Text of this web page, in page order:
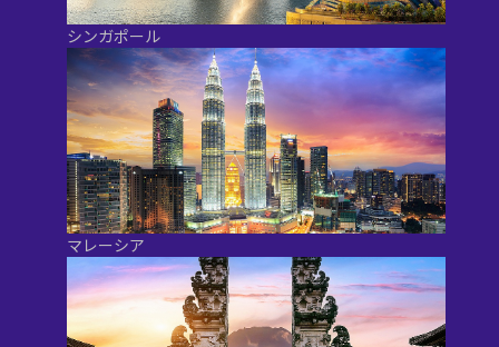
シンガポール
マレーシア